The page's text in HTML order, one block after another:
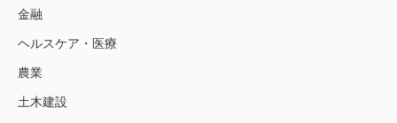
金融
ヘルスケア・医療
農業
土木建設